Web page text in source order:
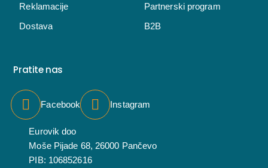
Reklamacije
Dostava
Partnerski program
B2B
Pratite nas
Facebook Instagram
Eurovik doo
Moše Pijade 68, 26000 Pančevo
PIB: 106852616